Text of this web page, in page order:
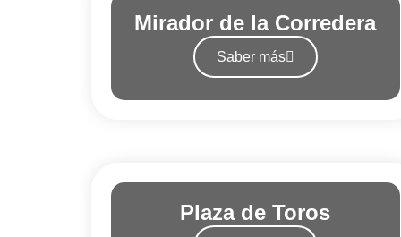
Mirador de la Corredera
Saber más
Plaza de Toros